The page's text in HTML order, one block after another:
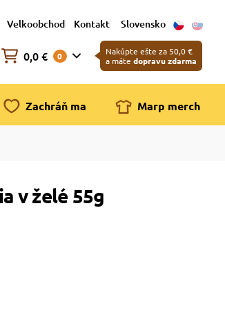
Velkoobchod Kontakt Slovensko
0,0 € 0
Nakúpte ešte za 50,0 €
a máte dopravu zdarma
Zachráň ma Marp merch
v želé 55g